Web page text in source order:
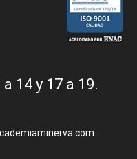
14 y 17 a 19.